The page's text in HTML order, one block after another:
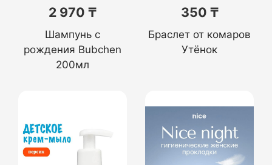
2 970 ₸
Шампунь с
рождения Bubchen
200мл
350 ₸
Браслет от комаров
Утёнок